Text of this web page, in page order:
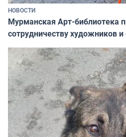
НОВОСТИ
Мурманская Арт-библиотека
сотрудничеству художников